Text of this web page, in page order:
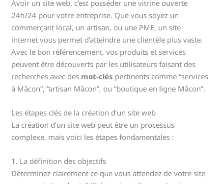
Avoir un site web, c’est posséder une vitrine ouverte
24h/24 pour votre entreprise. Que vous soyez un
commerçant local, un artisan, ou une PME, un site
internet vous permet d’atteindre une clientèle plus vaste.
Avec le bon référencement, vos produits et services
peuvent être découverts par les utilisateurs faisant des
recherches avec des mot-clés pertinents comme “services
à Mâcon”, “artisan Mâcon”, ou “boutique en ligne Mâcon”.
Les étapes clés de la création d’un site web
La création d’un site web peut être un processus
complexe, mais voici les étapes fondamentales :
1. La définition des objectifs
Déterminez clairement ce que vous attendez de votre site